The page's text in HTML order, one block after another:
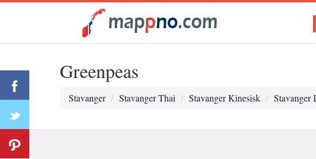
Greenpeas
Stavanger Stavanger Thai Stavanger Kinesisk Stavanger